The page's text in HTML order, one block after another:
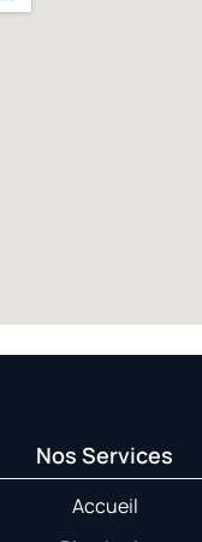
Nos Services
Accueil